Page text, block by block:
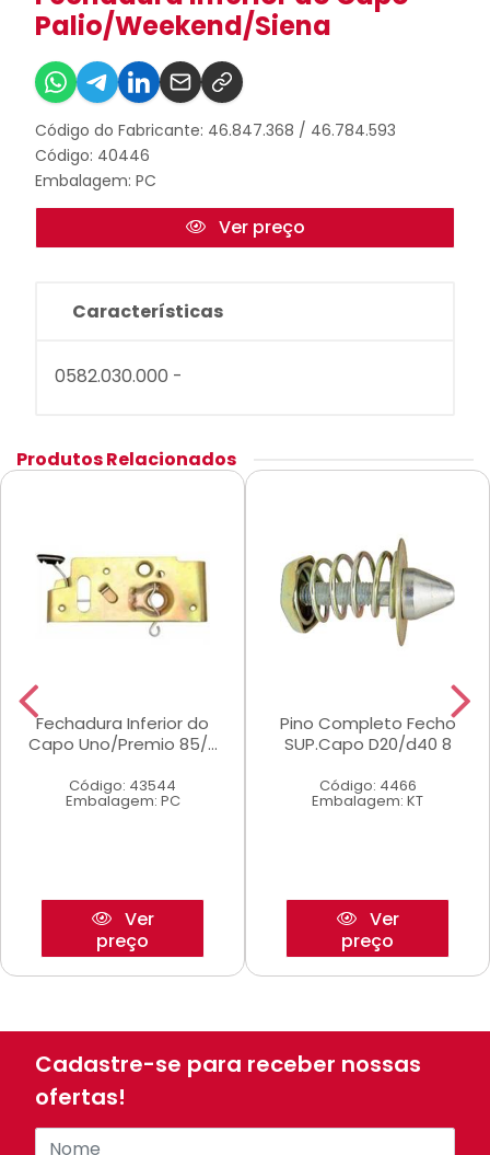
Palio/Weekend/Siena
Código do Fabricante: 46.847.368 / 46.784.593
Código: 40446
Embalagem: PC
Ver preço
Características
0582.030.000 -
Produtos Relacionados
Fechadura Inferior do
Capo Uno/Premio 85/...
Código: 43544
Embalagem: PC
Ver
preço
Pino Completo Fecho
SUP.Capo D20/d40 8
Código: 4466
Embalagem: KT
Ver
preço
Cadastre-se para receber nossas
ofertas!